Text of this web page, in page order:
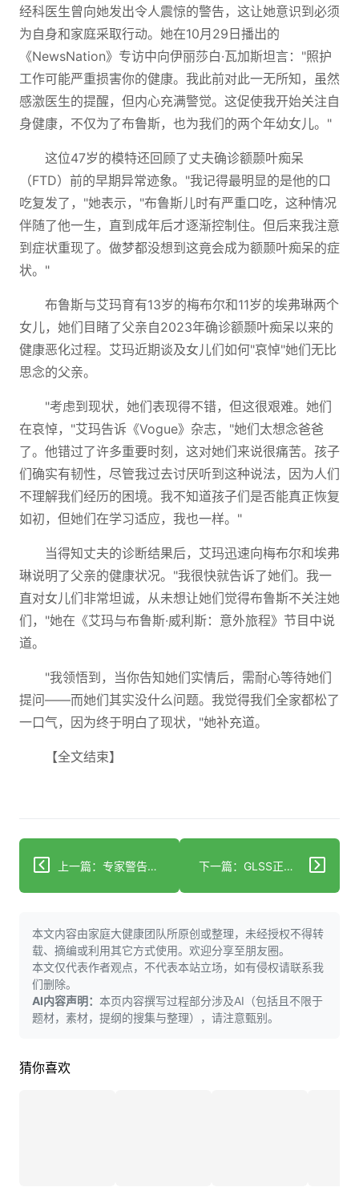
经科医生曾向她发出令人震惊的警告，这让她意识到必须
为自身和家庭采取行动。她在10月29日播出的
《NewsNation》专访中向伊丽莎白·瓦加斯坦言："照护
工作可能严重损害你的健康。我此前对此一无所知，虽然
感激医生的提醒，但内心充满警觉。这促使我开始关注自
身健康，不仅为了布鲁斯，也为我们的两个年幼女儿。"
这位47岁的模特还回顾了丈夫确诊额颞叶痴呆
（FTD）前的早期异常迹象。"我记得最明显的是他的口
吃复发了，"她表示，"布鲁斯儿时有严重口吃，这种情况
伴随了他一生，直到成年后才逐渐控制住。但后来我注意
到症状重现了。做梦都没想到这竟会成为额颞叶痴呆的症
状。"
布鲁斯与艾玛育有13岁的梅布尔和11岁的埃弗琳两个
女儿，她们目睹了父亲自2023年确诊额颞叶痴呆以来的
健康恶化过程。艾玛近期谈及女儿们如何"哀悼"她们无比
思念的父亲。
"考虑到现状，她们表现得不错，但这很艰难。她们
在哀悼，"艾玛告诉《Vogue》杂志，"她们太想念爸爸
了。他错过了许多重要时刻，这对她们来说很痛苦。孩子
们确实有韧性，尽管我过去讨厌听到这种说法，因为人们
不理解我们经历的困境。我不知道孩子们是否能真正恢复
如初，但她们在学习适应，我也一样。"
当得知丈夫的诊断结果后，艾玛迅速向梅布尔和埃弗
琳说明了父亲的健康状况。"我很快就告诉了她们。我一
直对女儿们非常坦诚，从未想让她们觉得布鲁斯不关注她
们，"她在《艾玛与布鲁斯·威利斯：意外旅程》节目中说
道。
"我领悟到，当你告知她们实情后，需耐心等待她们
提问——而她们其实没什么问题。我觉得我们全家都松了
一口气，因为终于明白了现状，"她补充道。
【全文结束】
上一篇：专家警告出现这五种"早期"痴呆症状应立即看全科医生 下一篇：GLSS正在招募护理志愿者
本文内容由家庭大健康团队所原创或整理，未经授权不得转
载、摘编或利用其它方式使用。欢迎分享至朋友圈。
本文仅代表作者观点，不代表本站立场，如有侵权请联系我
们删除。
AI内容声明： 本页内容撰写过程部分涉及AI（包括且不限于
题材，素材，提纲的搜集与整理），请注意甄别。
猜你喜欢